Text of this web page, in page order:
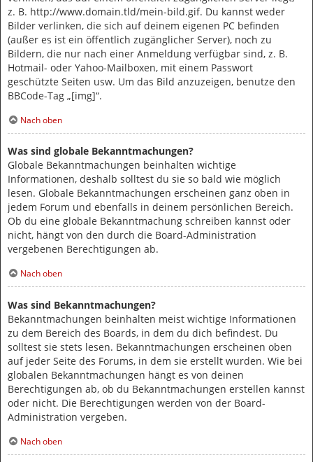
z. B. http://www.domain.tld/mein-bild.gif. Du kannst weder
Bilder verlinken, die sich auf deinem eigenen PC befinden
(außer es ist ein öffentlich zugänglicher Server), noch zu
Bildern, die nur nach einer Anmeldung verfügbar sind, z. B.
Hotmail- oder Yahoo-Mailboxen, mit einem Passwort
geschützte Seiten usw. Um das Bild anzuzeigen, benutze den
BBCode-Tag „[img]“.
Nach oben
Was sind globale Bekanntmachungen?
Globale Bekanntmachungen beinhalten wichtige
Informationen, deshalb solltest du sie so bald wie möglich
lesen. Globale Bekanntmachungen erscheinen ganz oben in
jedem Forum und ebenfalls in deinem persönlichen Bereich.
Ob du eine globale Bekanntmachung schreiben kannst oder
nicht, hängt von den durch die Board-Administration
vergebenen Berechtigungen ab.
Nach oben
Was sind Bekanntmachungen?
Bekanntmachungen beinhalten meist wichtige Informationen
zu dem Bereich des Boards, in dem du dich befindest. Du
solltest sie stets lesen. Bekanntmachungen erscheinen oben
auf jeder Seite des Forums, in dem sie erstellt wurden. Wie bei
globalen Bekanntmachungen hängt es von deinen
Berechtigungen ab, ob du Bekanntmachungen erstellen kannst
oder nicht. Die Berechtigungen werden von der Board-
Administration vergeben.
Nach oben